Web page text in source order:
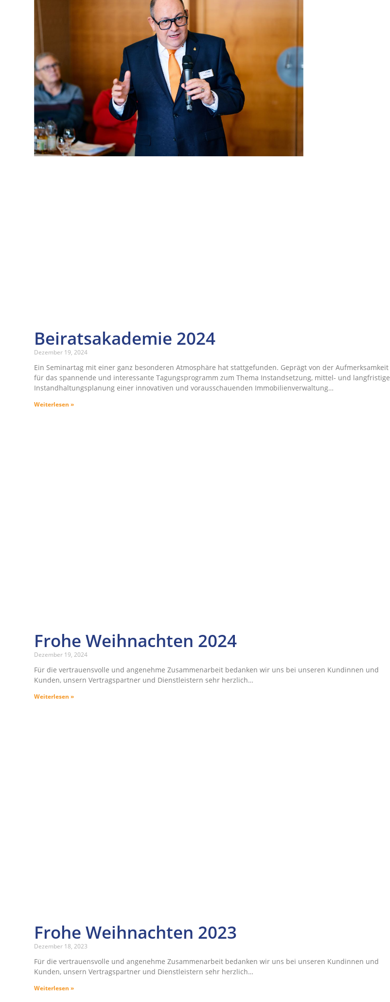
Beiratsakademie 2024
Dezember 19, 2024
Ein Seminartag mit einer ganz besonderen Atmosphäre hat stattgefunden. Geprägt von der Aufmerksamkeit
für das spannende und interessante Tagungsprogramm zum Thema Instandsetzung, mittel- und langfristige
Instandhaltungsplanung einer innovativen und vorausschauenden Immobilienverwaltung…
Weiterlesen »
Frohe Weihnachten 2024
Dezember 19, 2024
Für die vertrauensvolle und angenehme Zusammenarbeit bedanken wir uns bei unseren Kundinnen und
Kunden, unsern Vertragspartner und Dienstleistern sehr herzlich…
Weiterlesen »
Frohe Weihnachten 2023
Dezember 18, 2023
Für die vertrauensvolle und angenehme Zusammenarbeit bedanken wir uns bei unseren Kundinnen und
Kunden, unsern Vertragspartner und Dienstleistern sehr herzlich…
Weiterlesen »